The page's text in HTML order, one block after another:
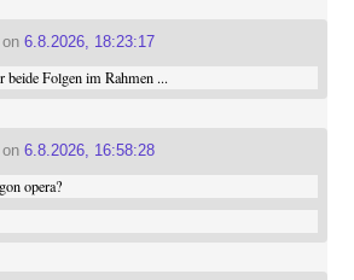
6.8.2026, 18:23:17
Folgen im Rahmen ...
6.8.2026, 16:58:28
opera?